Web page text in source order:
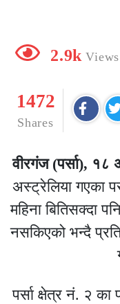
2.9k Views
1472
Shares
वीरगंज (पर्सा), १८
अस्ट्रेलिया गएका
महिना बितिसक्दा
नसकिएको भन्दै
पर्सा क्षेत्र नं. २